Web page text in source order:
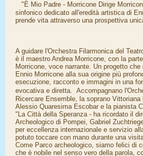
"È Mio Padre - Morricone Dirige
sinfonico dedicato all'eredità artistica di
prende vita attraverso una prospettiva
A guidare l'Orchestra Filarmonica del
è il maestro Andrea Morricone, con la
Morricone, voce narrante. Un progetto
Ennio Morricone alla sua origine più
esecuzione, racconto e immagini in una
evocativa e diretta. Accompagnano
Ricercare Ensemble, la soprano
Alessio Quaresima Escobar e la pianista
"La Città della Speranza - ha ricordato il
Archeologico di Pompei, Gabriel
per eccellenza internazionale e servizio
potuto toccare con mano durante una
Come Parco archeologico, siamo felici di
che è nobile nel senso vero della parola,